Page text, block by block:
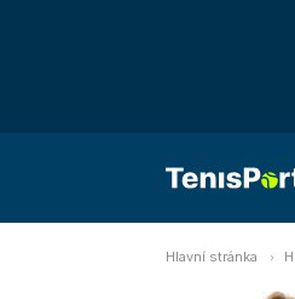
Hlavní stránka